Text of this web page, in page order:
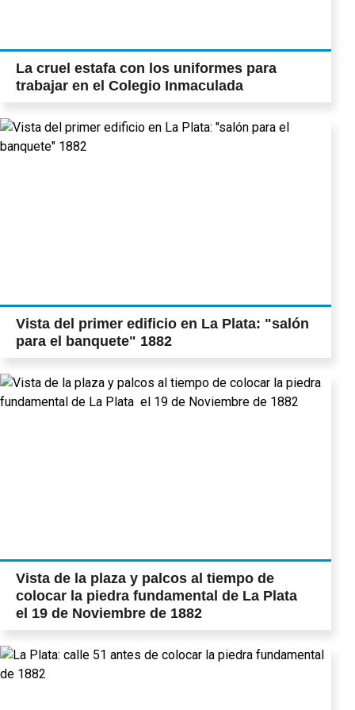
La cruel estafa con los uniformes para
trabajar en el Colegio Inmaculada
Vista del primer edificio en La Plata: "salón
para el banquete" 1882
Vista de la plaza y palcos al tiempo de
colocar la piedra fundamental de La Plata
el 19 de Noviembre de 1882